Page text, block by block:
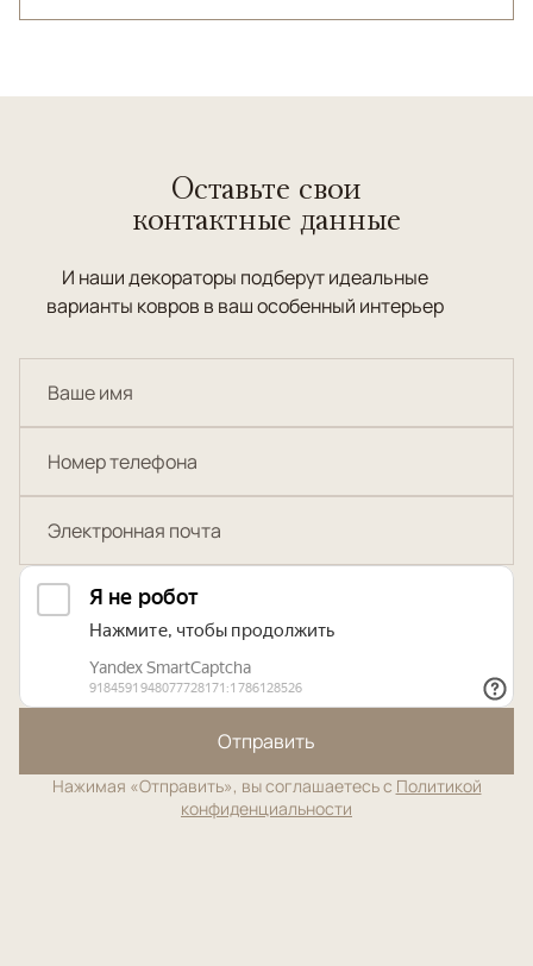
Оставьте свои
контактные данные
И наши декораторы подберут идеальные
варианты ковров в ваш особенный интерьер
Отправить
Нажимая «Отправить», вы соглашаетесь с Политикой
конфиденциальности